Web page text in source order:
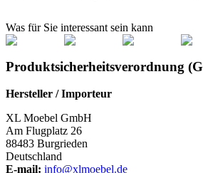
Was für Sie interessant sein kann
Produktsicherheitsverordnung
Hersteller / Importeur
XL Moebel GmbH
Am Flugplatz 26
88483 Burgrieden
Deutschland
E-mail: info@xlmoebel.de